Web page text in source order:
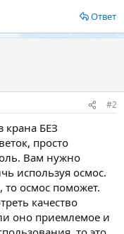
Ответ
#2
крана БЕЗ
просто
Вам нужно
используя осмос.
то осмос поможет.
качество
оно приемлемое и